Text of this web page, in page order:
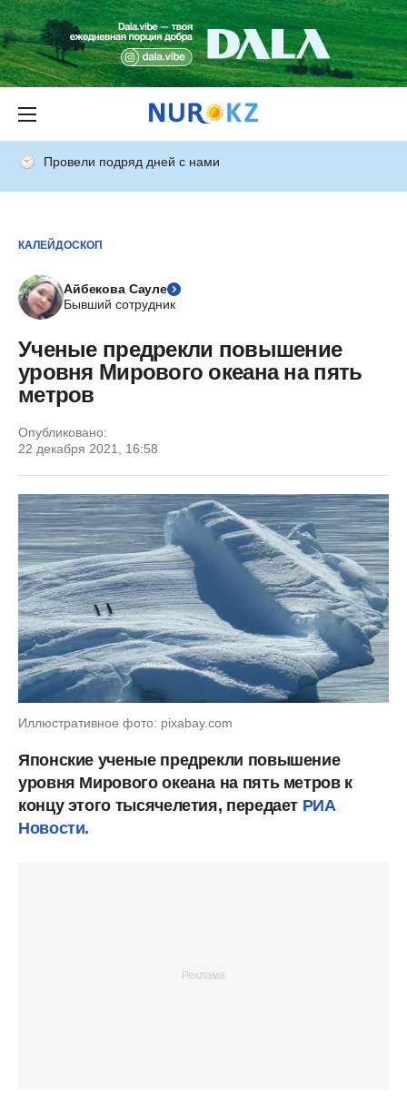
Провели подряд дней с нами
КАЛЕЙДОСКОП
Айбекова Сауле
Бывший сотрудник
Ученые предрекли повышение
уровня Мирового океана на пять
метров
Опубликовано:
22 декабря 2021, 16:58
Иллюстративное фото: pixabay.com
Японские ученые предрекли повышение
уровня Мирового океана на пять метров к
концу этого тысячелетия, передает РИА
Новости.